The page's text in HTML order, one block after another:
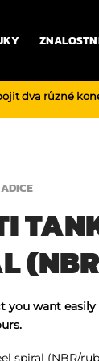
dva různé
you want
.
spiral (NBR/